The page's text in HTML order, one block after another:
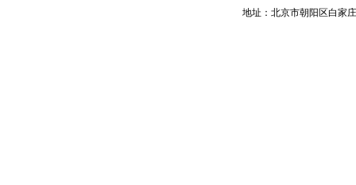
地址：北京市朝阳区白家